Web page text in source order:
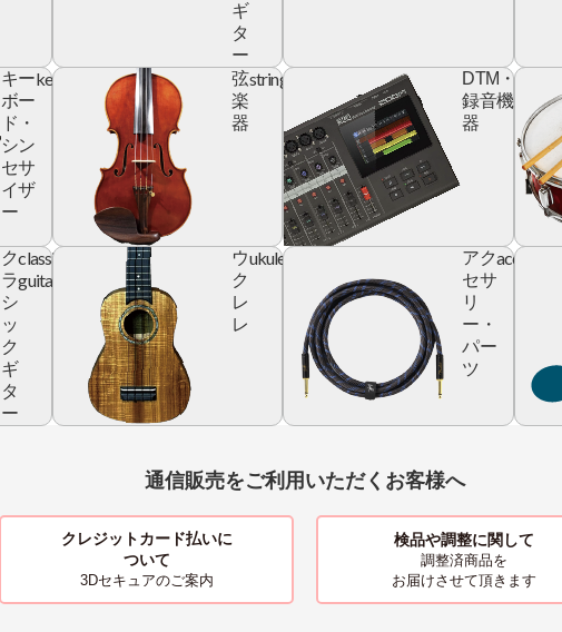
ギ
タ
ー
キー
ボー
ド・
シン
セサ
イザ
ー
keyboard
弦
楽
器
string
DTM・
録音機
器
digital
device
ク
ラ
シ
ッ
ク
ギ
タ
ー
classic
guitar
ウ
ク
レ
レ
ukulele
アク
セサ
リ
ー・
パー
ツ
accessory
通信販売をご利用いただくお客様へ
クレジットカード払いに
ついて
3Dセキュアのご案内
検品や調整に関して
調整済商品を
お届けさせて頂きます